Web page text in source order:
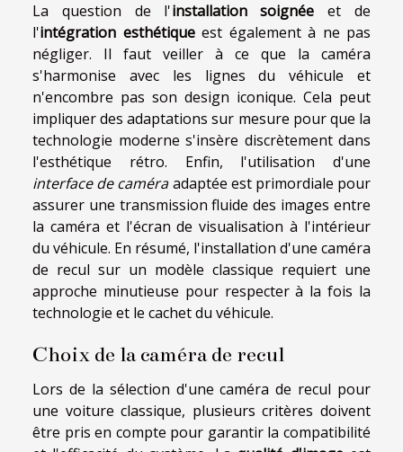
La question de l'installation soignée et de
l'intégration esthétiqueest également à ne pas
négliger. Il faut veiller à ce que la caméra
s'harmonise avec les lignes du véhicule et
n'encombre pas son design iconique. Cela peut
impliquer des adaptations sur mesure pour que la
technologie moderne s'insère discrètement dans
l'esthétique rétro. Enfin, l'utilisation d'une
interface de caméraadaptée est primordiale pour
assurer une transmission fluide des images entre
la caméra et l'écran de visualisation à l'intérieur
du véhicule. En résumé, l'installation d'une caméra
de recul sur un modèle classique requiert une
approche minutieuse pour respecter à la fois la
technologie et le cachet du véhicule.
Choix de la caméra de recul
Lors de la sélection d'une caméra de recul pour
une voiture classique, plusieurs critères doivent
être pris en compte pour garantir la compatibilité